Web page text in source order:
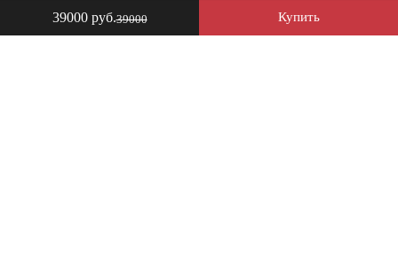
39000 руб.39000 Купить